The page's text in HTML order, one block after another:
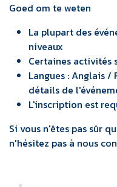
Goed om te weten
La plupart des
niveaux
Certaines activités
Langues : Anglais
détails de
L'inscription est
Si vous n'êtes pas sûr
n'hésitez pas à nous